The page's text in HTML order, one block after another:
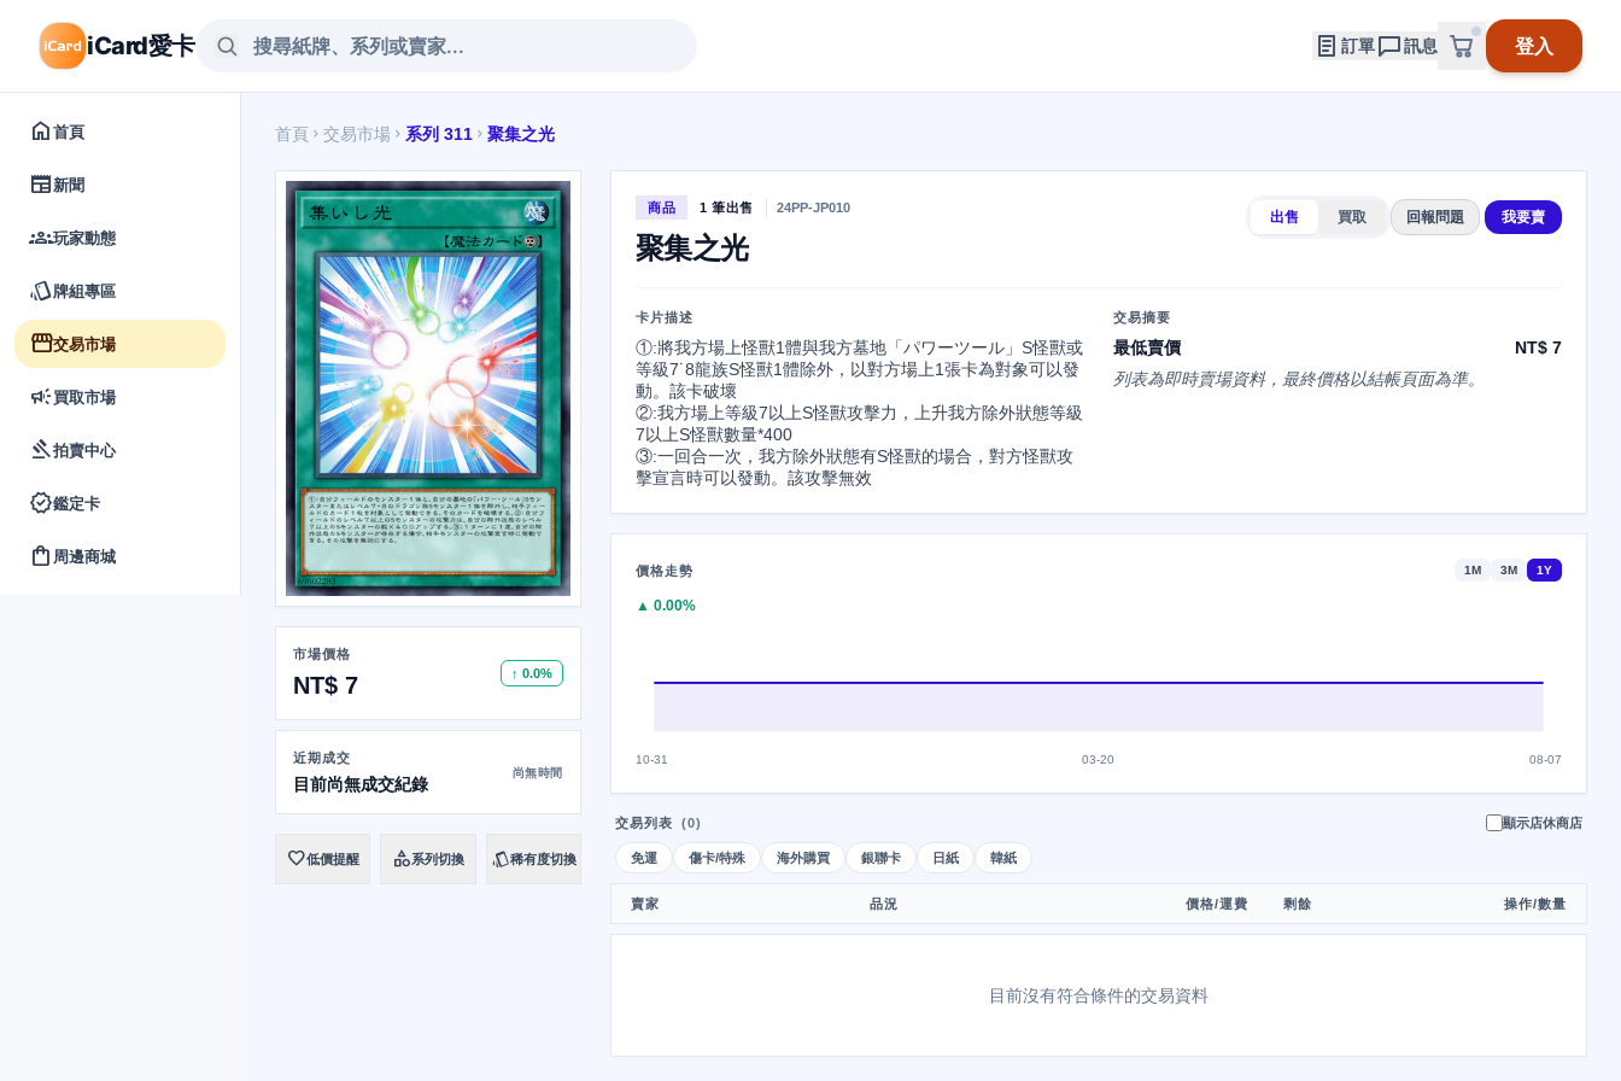
iCard愛卡 訂單 訊息 登入
home首頁
newspaper新聞
groups玩家動態
style牌組專區
storefront交易市場
campaign買取市場
gavel拍賣中心
verified鑑定卡
shopping_bag 周邊商城
首頁 chevron_right 交易市場 chevron_right 系列 311 chevron_right 聚集之光
市場價格
NT$ 7 ↑ 0.0%
近期成交
目前尚無成交紀錄
尚無時間
favorite低價提醒 category系列切換 style稀有度切換
商品 1 筆出售 24PP-JP010
聚集之光
出售 買取 回報問題 我要賣
卡片描述
①:將我方場上怪獸1體與我方墓地「パワーツール」S怪獸或
等級7˙8龍族S怪獸1體除外，以對方場上1張卡為對象可以發
動。該卡破壞
②:我方場上等級7以上S怪獸攻擊力，上升我方除外狀態等級
7以上S怪獸數量*400
③:一回合一次，我方除外狀態有S怪獸的場合，對方怪獸攻
擊宣言時可以發動。該攻擊無效
交易摘要
最低賣價
NT$ 7
列表為即時賣場資料，最終價格以結帳頁面為準。
價格走勢 1M 3M 1Y
▲ 0.00%
10-31 03-20 08-07
交易列表 (0) 顯示店休商店
免運 傷卡/特殊 海外購買 銀聯卡 日紙 韓紙
賣家 品況 價格/運費 剩餘 操作/數量
目前沒有符合條件的交易資料